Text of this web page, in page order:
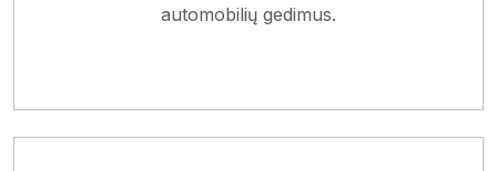
automobilių gedimus.